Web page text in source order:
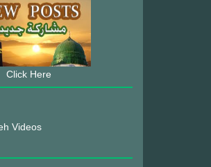
Click Here
Videos